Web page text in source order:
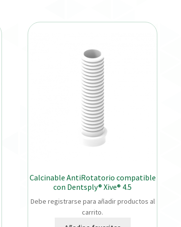
Calcinable AntiRotatorio compatible
con Dentsply® Xive® 4.5
Debe registrarse para añadir productos al
carrito.